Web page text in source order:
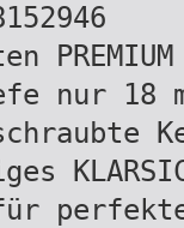
PREMIUM
nur 18